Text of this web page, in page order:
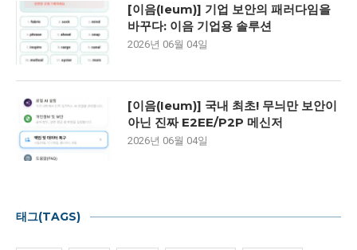
[이음(Ieum)] 기업 보안의 패러다임을
바꾸다: 이음 기업용 솔루션
2026년 06월 04일
[이음(Ieum)] 국내 최초! 무늬만 보안이
아닌 진짜 E2EE/P2P 메신저
2026년 06월 04일
태그(TAGS)